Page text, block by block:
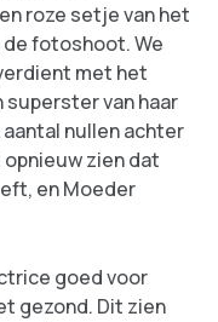
roze setje van het
fotoshoot. We
met het
superster van haar
nullen achter
zien dat
en Moeder
goed voor
gezond. Dit zien